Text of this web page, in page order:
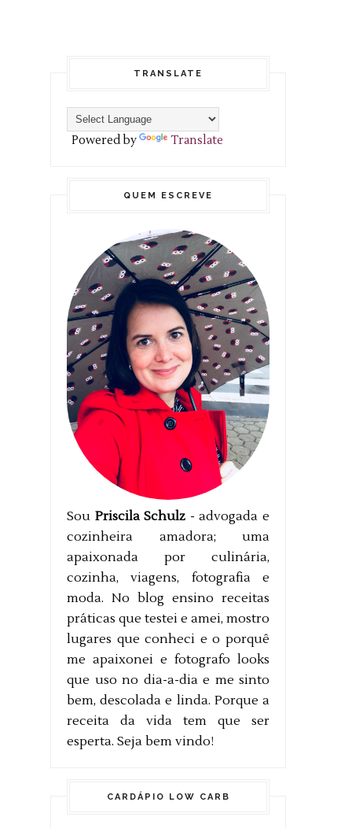
TRANSLATE
Powered by Translate
QUEM ESCREVE
Sou Priscila Schulz - advogada e
cozinheira amadora; uma
apaixonada por culinária,
cozinha, viagens, fotografia e
moda. No blog ensino receitas
práticas que testei e amei, mostro
lugares que conheci e o porquê
me apaixonei e fotografo looks
que uso no dia-a-dia e me sinto
bem, descolada e linda. Porque a
receita da vida tem que ser
esperta. Seja bem vindo!
CARDÁPIO LOW CARB